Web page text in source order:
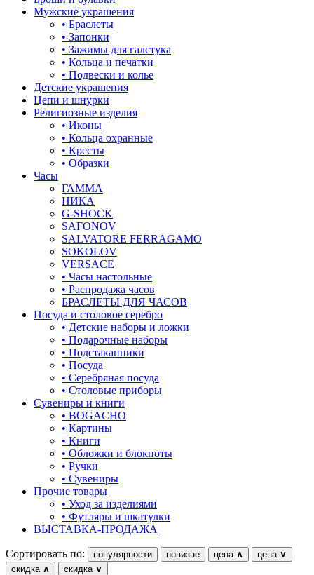
корона
кошки
круг (шар)
крылья и перья
листья
ловец снов
лошадки и единороги
лягушки
медведь
музыка
мышки
обереги
один камень
под гравировку
подкова
предметы
прямоугольник
птицы
ремни
Мужские украшения
• Браслеты
• Запонки
• Зажимы для галстука
• Кольца и печатки
• Подвески и колье
Детские украшения
Цепи и шнурки
Религиозные изделия
• Иконы
• Кольца охранные
• Кресты
• Образки
Часы
ГАММА
НИКА
G-SHOCK
SAFONOV
SALVATORE FERRAGAMO
SOKOLOV
VERSACE
• Часы настольные
• Распродажа часов
БРАСЛЕТЫ ДЛЯ ЧАСОВ
Посуда и столовое серебро
• Детские наборы и ложки
• Подарочные наборы
• Подстаканники
• Посуда
• Серебряная посуда
• Столовые приборы
Сувениры и книги
• BOGACHO
• Картины
• Книги
• Обложки и блокноты
• Ручки
• Сувениры
Прочие товары
• Уход за изделиями
• Футляры и шкатулки
ВЫСТАВКА-ПРОДАЖА
Сортировать по: популярности новизне цена ∧ цена ∨
скидка ∧ скидка ∨